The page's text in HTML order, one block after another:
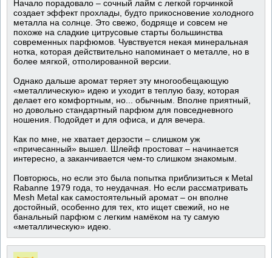
Начало порадовало – сочный лайм с легкой горчинкой
создает эффект прохлады, будто прикосновение холодного
металла на солнце. Это свежо, бодряще и совсем не
похоже на сладкие цитрусовые старты большинства
современных парфюмов. Чувствуется некая минеральная
нотка, которая действительно напоминает о металле, но в
более мягкой, отполированной версии.
Однако дальше аромат теряет эту многообещающую
«металлическую» идею и уходит в теплую базу, которая
делает его комфортным, но... обычным. Вполне приятный,
но довольно стандартный парфюм для повседневного
ношения. Подойдет и для офиса, и для вечера.
Как по мне, не хватает дерзости – слишком уж
«причесанный» вышел. Шлейф простоват – начинается
интересно, а заканчивается чем-то слишком знакомым.
Повторюсь, но если это была попытка приблизиться к Metal
Rabanne 1979 года, то неудачная. Но если рассматривать
Mesh Metal как самостоятельный аромат – он вполне
достойный, особенно для тех, кто ищет свежий, но не
банальный парфюм с легким намёком на ту самую
«металлическую» идею.